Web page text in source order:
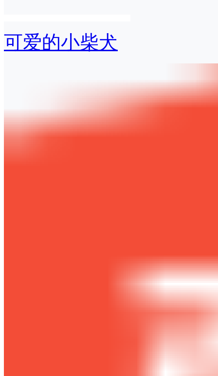
可爱的小柴犬